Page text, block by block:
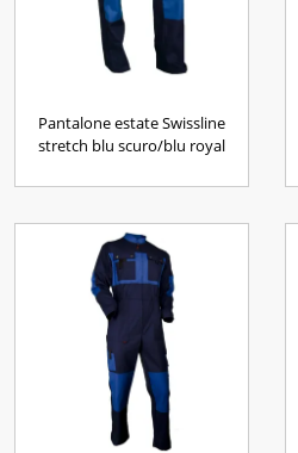
Pantalone estate Swissline
stretch blu scuro/blu royal